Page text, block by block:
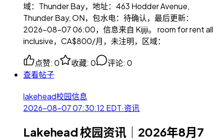
域：Thunder Bay，地址：463 Hodder Avenue,
Thunder Bay, ON，包水电：待确认，最后更新：
2026-08-07 06:00，信息来自 Kijiji。 room for rent all
inclusive，CA$800/月，未注明，区域：
点赞: 0 收藏: 0 评论: 0
查看帖子
lakehead校园信息
2026-08-07 07:30:12 EDT·资讯
Lakehead 校园资讯｜2026年8月7